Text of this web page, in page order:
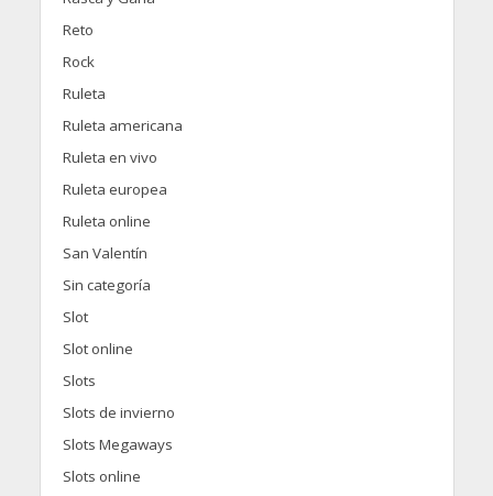
Reto
Rock
Ruleta
Ruleta americana
Ruleta en vivo
Ruleta europea
Ruleta online
San Valentín
Sin categoría
Slot
Slot online
Slots
Slots de invierno
Slots Megaways
Slots online